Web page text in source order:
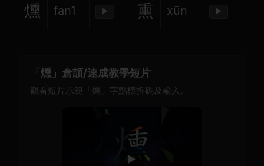
燻 fan1 ▶ 熏 xūn ▶
「燻」倉頡/速成教學短片
觀看短片示範「燻」字點樣拆碼及輸入。
▶